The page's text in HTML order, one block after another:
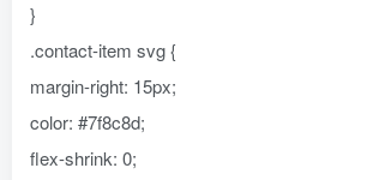
}
.contact-item svg {
margin-right: 15px;
color: #7f8c8d;
flex-shrink: 0;